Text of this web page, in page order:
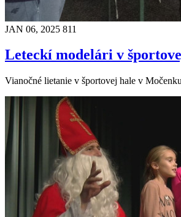
JAN 06, 2025 811
Leteckí modelári v
Vianočné lietanie v športovej hale v Močenku